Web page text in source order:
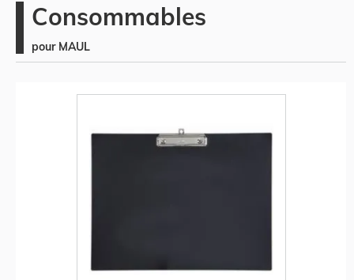
Consommables
pour MAUL